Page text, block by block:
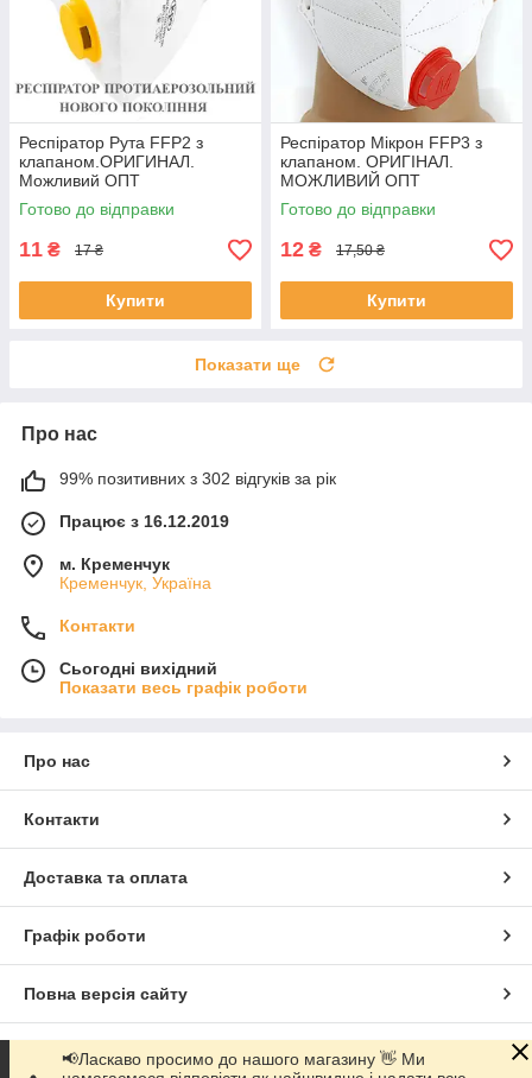
Респіратор Рута FFP2 з
клапаном.ОРИГИНАЛ.
Можливий ОПТ
Готово до відправки
11 ₴ 17 ₴
Купити
Респіратор Мікрон FFP3 з
клапаном. ОРИГІНАЛ.
МОЖЛИВИЙ ОПТ
Готово до відправки
12 ₴ 17,50 ₴
Купити
Показати ще
Про нас
99% позитивних з 302 відгуків за рік
Працює з 16.12.2019
м. Кременчук
Кременчук, Україна
Контакти
Сьогодні вихідний
Показати весь графік роботи
Про нас
Контакти
Доставка та оплата
Графік роботи
Повна версія сайту
Сайт створено на маркетплейсіProm.ua
📢Ласкаво просимо до нашого магазину 👋 Ми